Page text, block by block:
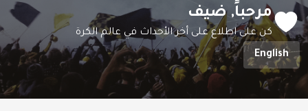
مرحباً, ضيف
كن على اطلاع على أخر الأحداث في عالم الكرة
English